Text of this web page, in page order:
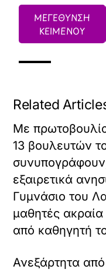
ΜΕΓΕΘΥΝΣΗ
ΚΕΙΜΕΝΟΥ
Related
Με
13 βουλευτών
εξαιρετικά
Γυμνάσιο του
μαθητές
από καθηγητή
Ανεξάρτητα από